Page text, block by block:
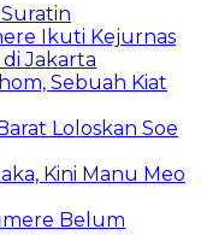
Ikuti Kejurnas
Jakarta
Sebuah Kiat
Loloskan Soe
Kini Manu Meo
Belum